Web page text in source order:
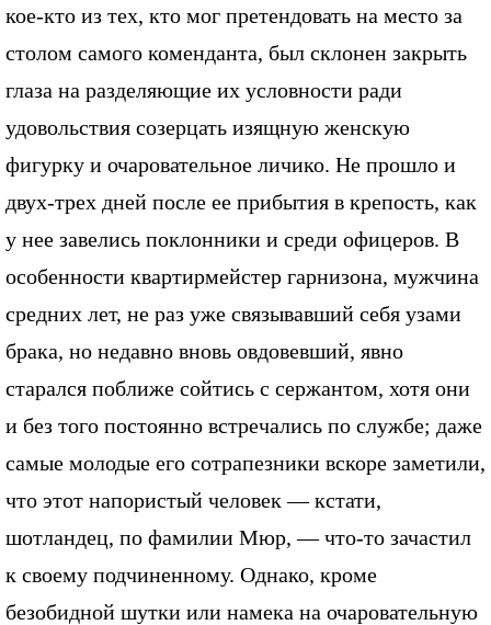
кое-кто из тех, кто мог претендовать на место за
столом самого коменданта, был склонен закрыть
глаза на разделяющие их условности ради
удовольствия созерцать изящную женскую
фигурку и очаровательное личико. Не прошло и
двух-тpex дней после ее прибытия в крепость, как
у нее завелись поклонники и среди офицеров. В
особенности квартирмейстер гарнизона, мужчина
средних лет, не раз уже связывавший себя узами
брака, но недавно вновь овдовевший, явно
старался поближе сойтись с сержантом, хотя они
и без того постоянно встречались по службе; даже
самые молодые его сотрапезники вскоре заметили,
что этот напористый человек — кстати,
шотландец, по фамилии Мюр, — что-то зачастил
к своему подчиненному. Однако, кроме
безобидной шутки или намека на очаровательную